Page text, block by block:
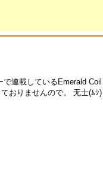
連載しているEmerald Coil
おりませんので。 无士(ﾑｼ)